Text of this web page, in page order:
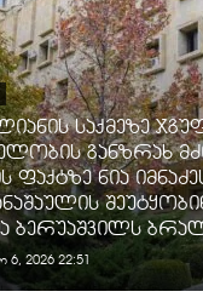
საქმეზე
განზრახ
ფაქტზე ნია
ბერუაშვილს
6, 2026 22:51